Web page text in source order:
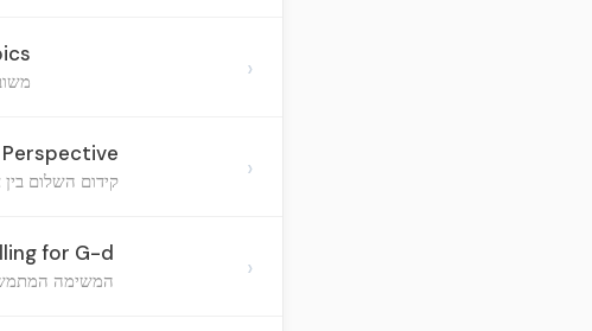
›
קידום השלום ›
for G-d
המשימה ›